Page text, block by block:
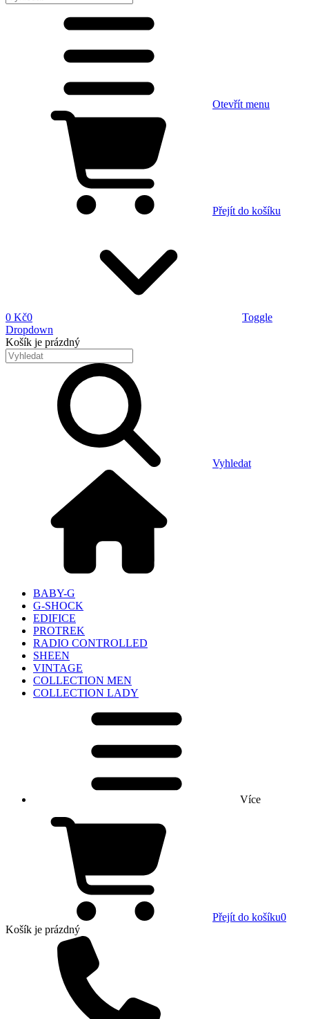
Otevřít menu
Přejít do košíku
0 Kč0
Toggle
Dropdown
Košík je prázdný
Vyhledat
BABY-G
G-SHOCK
EDIFICE
PROTREK
RADIO CONTROLLED
SHEEN
VINTAGE
COLLECTION MEN
COLLECTION LADY
Více
Přejít do košíku0
Košík je prázdný